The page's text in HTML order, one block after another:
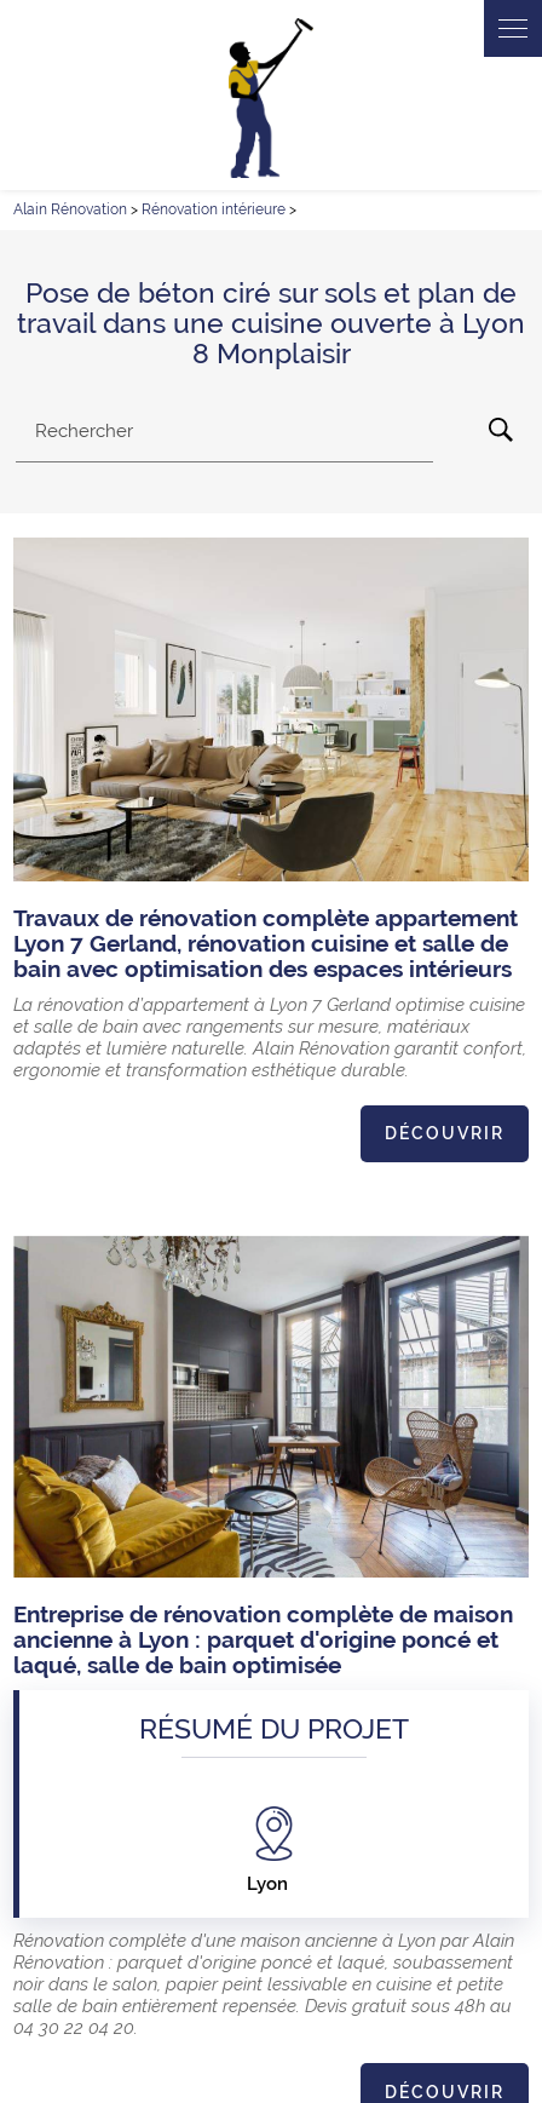
Alain Rénovation> Rénovation intérieure>
Pose de béton ciré sur sols et plan de
travail dans une cuisine ouverte à Lyon
8 Monplaisir
Rechercher
Travaux de rénovation complète appartement
Lyon 7 Gerland, rénovation cuisine et salle de
bain avec optimisation des espaces intérieurs
La rénovation d’appartement à Lyon 7 Gerland optimise cuisine
et salle de bain avec rangements sur mesure, matériaux
adaptés et lumière naturelle. Alain Rénovation garantit confort,
ergonomie et transformation esthétique durable.
DÉCOUVRIR
Entreprise de rénovation complète de maison
ancienne à Lyon : parquet d'origine poncé et
laqué, salle de bain optimisée
RÉSUMÉ DU PROJET
Lyon
Rénovation complète d'une maison ancienne à Lyon par Alain
Rénovation : parquet d'origine poncé et laqué, soubassement
noir dans le salon, papier peint lessivable en cuisine et petite
salle de bain entièrement repensée. Devis gratuit sous 48h au
04 30 22 04 20.
DÉCOUVRIR